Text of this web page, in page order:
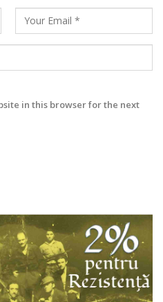
in this browser for the next